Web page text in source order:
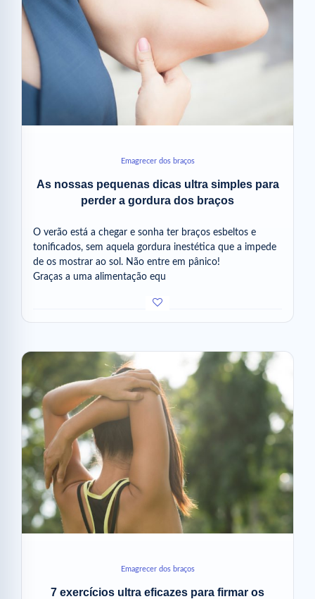
Emagrecer dos braços
As nossas pequenas dicas ultra simples para
perder a gordura dos braços
O verão está a chegar e sonha ter braços esbeltos e
tonificados, sem aquela gordura inestética que a impede
de os mostrar ao sol. Não entre em pânico!
Graças a uma alimentação equ
Emagrecer dos braços
7 exercícios ultra eficazes para firmar os